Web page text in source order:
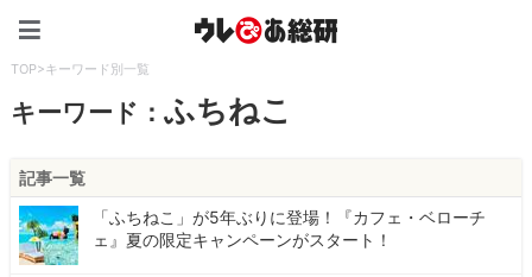
TOP>キーワード別一覧
キーワード：ふちねこ
記事一覧
「ふちねこ」が5年ぶりに登場！『カフェ・ベローチ
ェ』夏の限定キャンペーンがスタート！